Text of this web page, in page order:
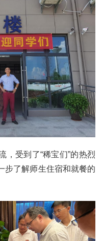
，受到了“稀宝们”的热烈
步了解师生住宿和就餐的